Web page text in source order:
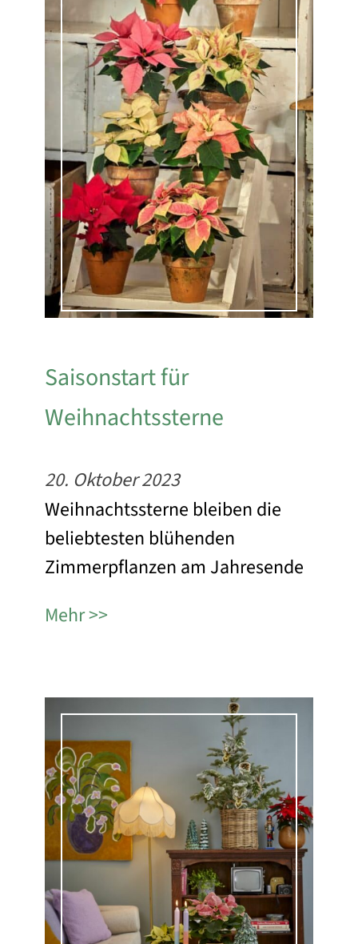
Saisonstart für
Weihnachtssterne
20. Oktober 2023
Weihnachtssterne bleiben die
beliebtesten blühenden
Zimmerpflanzen am Jahresende
Mehr